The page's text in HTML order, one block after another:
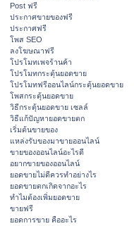
Post ฟรี
ประกาศขายของฟรี
ประกาศฟรี
โพส SEO
ลงโฆษณาฟรี
โปรโมทเพจร้านค้า
โปรโมทกระตุ้นยอดขาย
โปรโมทฟรีออนไลน์กระตุ้นยอดขาย
โพสกระตุ้นยอดขาย
วิธีกระตุ้นยอดขาย เซลล์
วิธีแก้ปัญหายอดขายตก
เริ่มต้นขายของ
แหล่งรับของมาขายออนไลน์
ขายของออนไลน์อะไรดี
อยากขายของออนไลน์
ยอดขายไม่ดีควรทำอย่างไร
ยอดขายตกเกิดจากอะไร
ทำไมต้องเพิ่มยอดขาย
ขายฟรี
ยอดการขาย คืออะไร